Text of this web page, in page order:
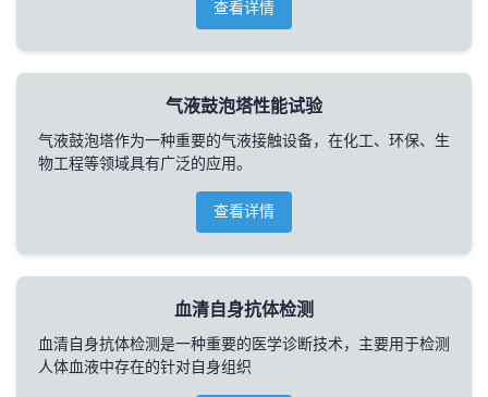
查看详情
气液鼓泡塔性能试验
气液鼓泡塔作为一种重要的气液接触设备，在化工、环保、生
物工程等领域具有广泛的应用。
查看详情
血清自身抗体检测
血清自身抗体检测是一种重要的医学诊断技术，主要用于检测
人体血液中存在的针对自身组织